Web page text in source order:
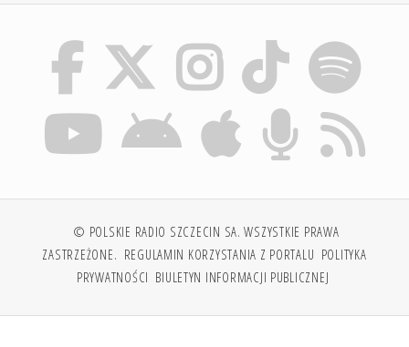
© POLSKIE RADIO SZCZECIN SA. WSZYSTKIE PRAWA
ZASTRZEŻONE. REGULAMIN KORZYSTANIA Z PORTALU POLITYKA
PRYWATNOŚCI BIULETYN INFORMACJI PUBLICZNEJ